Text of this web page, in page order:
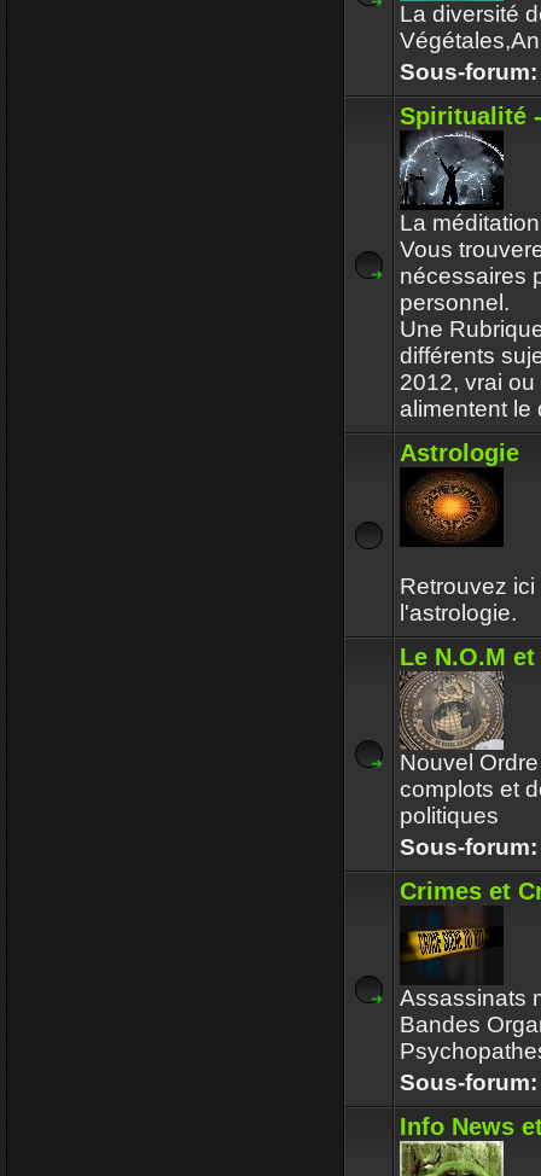
La diversité
Sous-
Spiritualité
La
Vous
nécessaires
personnel.
Une
différents
2012, vrai
alimentent le
Astrologie
Retrouvez
l'astrologie.
Le N.O.M
Nouvel
complots et
politiques
Sous-
Crimes et
Assassinats
Bandes
Sous-
Info News